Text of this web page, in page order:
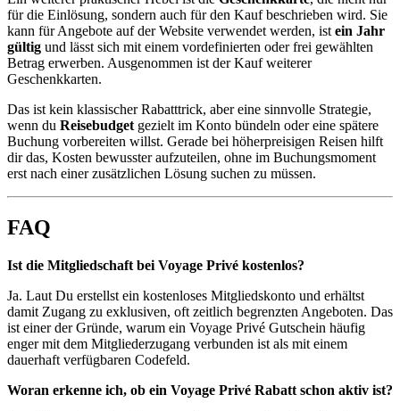
für die Einlösung, sondern auch für den Kauf beschrieben wird. Sie
kann für Angebote auf der Website verwendet werden, ist ein Jahr
gültig und lässt sich mit einem vordefinierten oder frei gewählten
Betrag erwerben. Ausgenommen ist der Kauf weiterer
Geschenkkarten.
Das ist kein klassischer Rabatttrick, aber eine sinnvolle Strategie,
wenn du Reisebudget gezielt im Konto bündeln oder eine spätere
Buchung vorbereiten willst. Gerade bei höherpreisigen Reisen hilft
dir das, Kosten bewusster aufzuteilen, ohne im Buchungsmoment
erst nach einer zusätzlichen Lösung suchen zu müssen.
FAQ
Ist die Mitgliedschaft bei Voyage Privé kostenlos?
Ja. Laut Du erstellst ein kostenloses Mitgliedskonto und erhältst
damit Zugang zu exklusiven, oft zeitlich begrenzten Angeboten. Das
ist einer der Gründe, warum ein Voyage Privé Gutschein häufig
enger mit dem Mitgliederzugang verbunden ist als mit einem
dauerhaft verfügbaren Codefeld.
Woran erkenne ich, ob ein Voyage Privé Rabatt schon aktiv ist?